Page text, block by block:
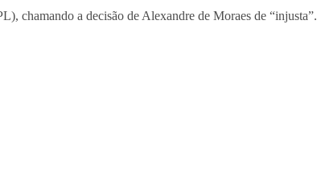
chamando a decisão de Alexandre de Moraes de “injusta”.